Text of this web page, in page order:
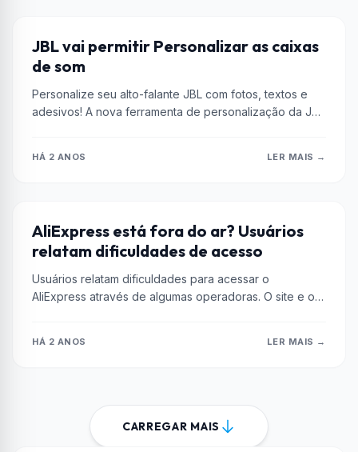
CURIOSIDADES
JBL vai permitir Personalizar as caixas
de som
Personalize seu alto-falante JBL com fotos, textos e
adesivos! A nova ferramenta de personalização da JBL
HÁ 2 ANOS LER MAIS →
ALIEXPRESS
AliExpress está fora do ar? Usuários
relatam dificuldades de acesso
Usuários relatam dificuldades para acessar o
AliExpress através de algumas operadoras. O site e o
HÁ 2 ANOS LER MAIS →
CARREGAR MAIS